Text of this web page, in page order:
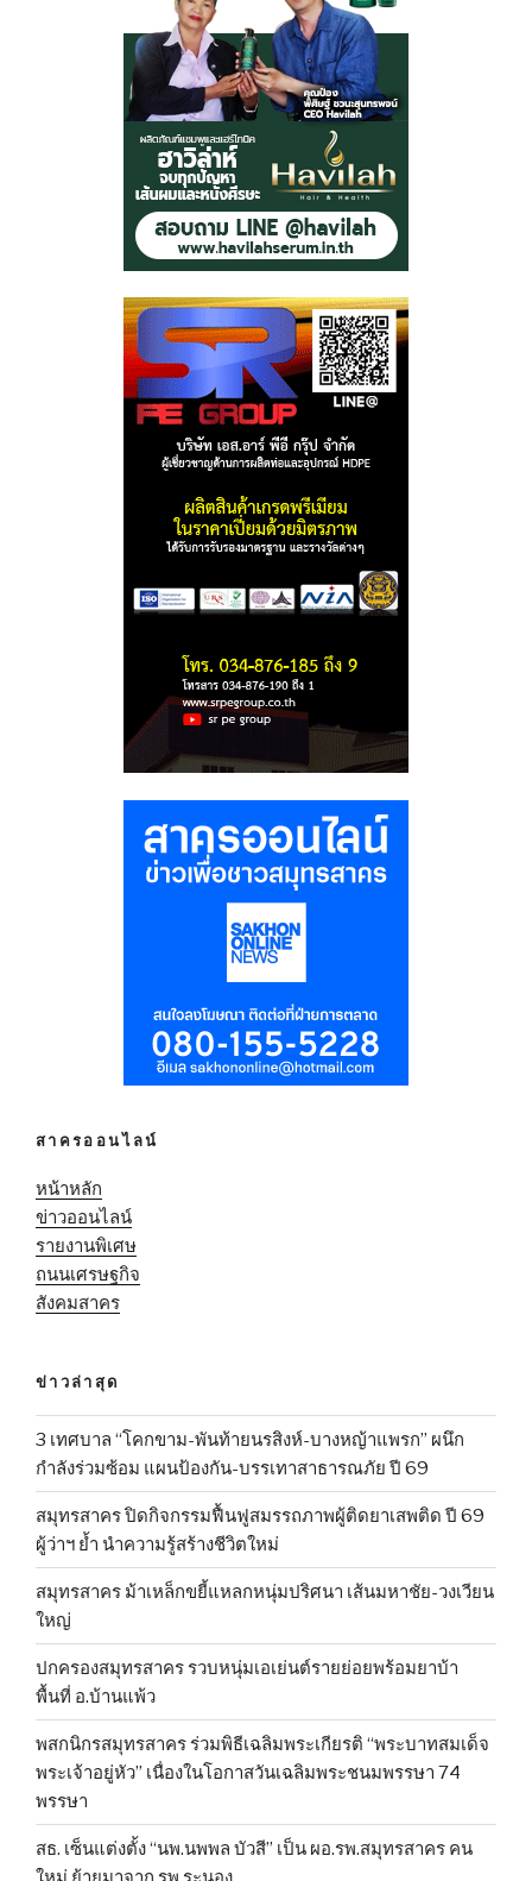
สาครออนไลน์
หน้าหลัก
ข่าวออนไลน์
รายงานพิเศษ
ถนนเศรษฐกิจ
สังคมสาคร
ข่าวล่าสุด
3 เทศบาล “โคกขาม-พันท้ายนรสิงห์-บางหญ้าแพรก” ผนึก
กำลังร่วมซ้อม แผนป้องกัน-บรรเทาสาธารณภัย ปี 69
สมุทรสาคร ปิดกิจกรรมฟื้นฟูสมรรถภาพผู้ติดยาเสพติด ปี 69
ผู้ว่าฯ ย้ำ นำความรู้สร้างชีวิตใหม่
สมุทรสาคร ม้าเหล็กขยี้แหลกหนุ่มปริศนา เส้นมหาชัย-วงเวียน
ใหญ่
ปกครองสมุทรสาคร รวบหนุ่มเอเย่นต์รายย่อยพร้อมยาบ้า
พื้นที่ อ.บ้านแพ้ว
พสกนิกรสมุทรสาคร ร่วมพิธีเฉลิมพระเกียรติ “พระบาทสมเด็จ
พระเจ้าอยู่หัว” เนื่องในโอกาสวันเฉลิมพระชนมพรรษา 74
พรรษา
สธ. เซ็นแต่งตั้ง “นพ.นพพล บัวสี” เป็น ผอ.รพ.สมุทรสาคร คน